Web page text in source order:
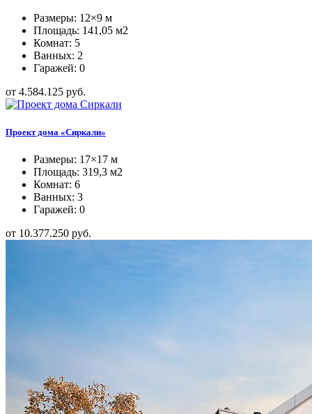
Размеры: 12×9 м
Площадь: 141,05 м2
Комнат: 5
Ванных: 2
Гаражей: 0
от 4.584.125 руб.
Проект дома «Сиркали»
Размеры: 17×17 м
Площадь: 319,3 м2
Комнат: 6
Ванных: 3
Гаражей: 0
от 10.377.250 руб.